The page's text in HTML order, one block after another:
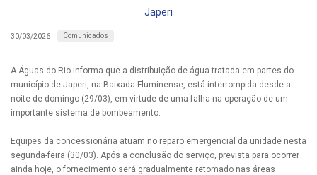
Japeri
30/03/2026 Comunicados
A Águas do Rio informa que a distribuição de água tratada em partes do
município de Japeri, na Baixada Fluminense, está interrompida desde a
noite de domingo (29/03), em virtude de uma falha na operação de um
importante sistema de bombeamento.
Equipes da concessionária atuam no reparo emergencial da unidade nesta
segunda-feira (30/03). Após a conclusão do serviço, prevista para ocorrer
ainda hoje, o fornecimento será gradualmente retomado nas áreas